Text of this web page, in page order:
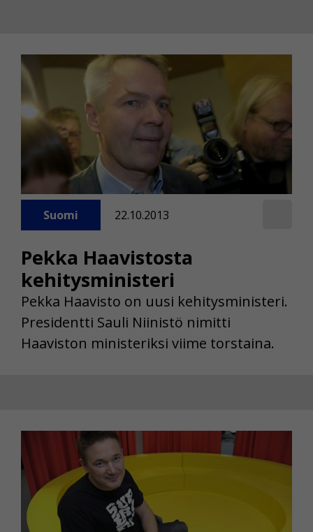
Pekka Haavistosta
kehitysministeri
Suomi 22.10.2013
Pekka Haavisto on uusi kehitysministeri.
Presidentti Sauli Niinistö nimitti
Haaviston ministeriksi viime torstaina.